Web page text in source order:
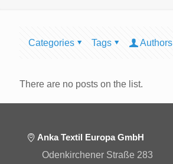
Categories Tags Authors
There are no posts on the list.
Anka Textil Europa GmbH
Odenkirchener Straße 283